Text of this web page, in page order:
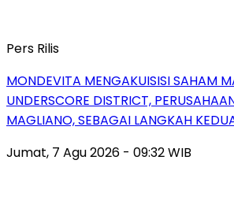
Pers Rilis
MONDEVITA MENGAKUISISI SAHAM
UNDERSCORE DISTRICT,
MAGLIANO, SEBAGAI LANGKAH
Jumat, 7 Agu 2026 - 09:32 WIB